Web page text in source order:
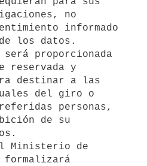
no
informado
los datos.
proporcionada
reservada y
destinar a las
del giro o
personas,
de su
Ministerio de
formalizará